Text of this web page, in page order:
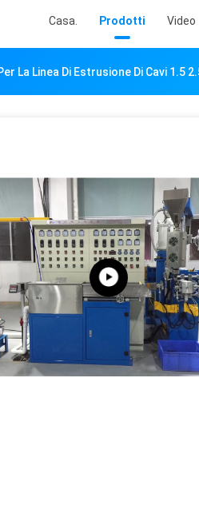
Casa. Prodotti Video
La Linea Di Estrusione Di Cavi 1.5